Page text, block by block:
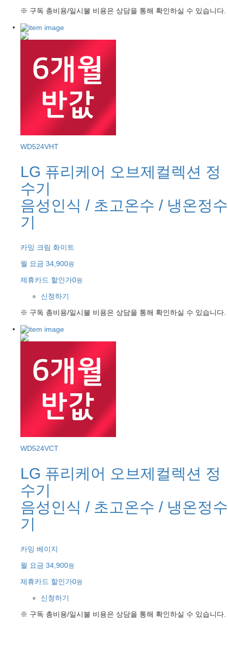
※ 구독 총비용/일시불 비용은 상담을 통해 확인하실 수 있습니다.
WD524VHT
LG 퓨리케어 오브제컬렉션 정
수기
음성인식 / 초고온수 / 냉온정수
기
카밍 크림 화이트
월 요금 34,900원
제휴카드 할인가0원
신청하기
※ 구독 총비용/일시불 비용은 상담을 통해 확인하실 수 있습니다.
WD524VCT
LG 퓨리케어 오브제컬렉션 정
수기
음성인식 / 초고온수 / 냉온정수
기
카밍 베이지
월 요금 34,900원
제휴카드 할인가0원
신청하기
※ 구독 총비용/일시불 비용은 상담을 통해 확인하실 수 있습니다.